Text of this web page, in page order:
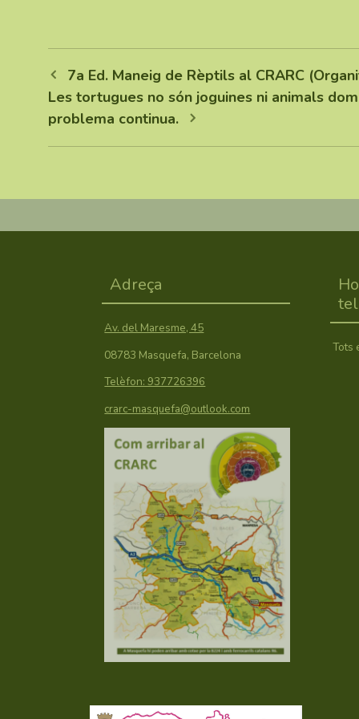
7a Ed. Maneig de Rèptils al CRARC
Les tortugues no són joguines ni animals
problema continua.
Adreça
Av. del Maresme, 45
08783 Masquefa, Barcelona
Telèfon: 937726396
crarc-masquefa@outlook.com
Tots